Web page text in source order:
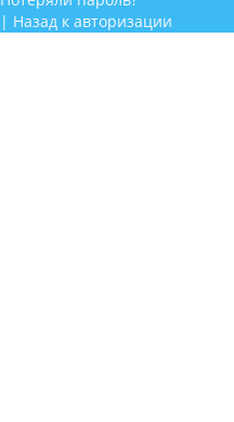
| Назад к авторизации